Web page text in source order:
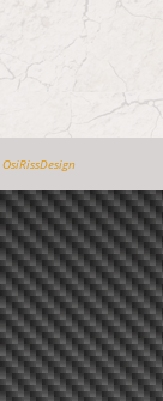
OsiRissDesign